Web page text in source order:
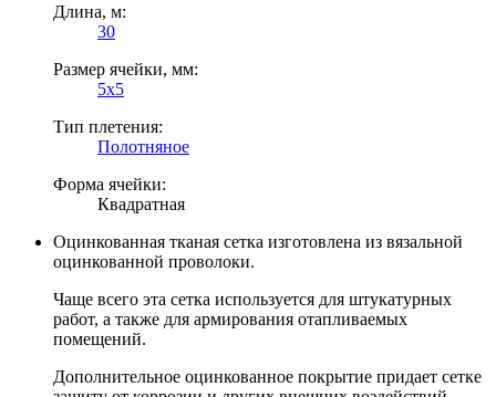
Длина, м:
30
Размер ячейки, мм:
5х5
Тип плетения:
Полотняное
Форма ячейки:
Квадратная
Оцинкованная тканая сетка изготовлена из вязальной
оцинкованной проволоки.
Чаще всего эта сетка используется для штукатурных
работ, а также для армирования отапливаемых
помещений.
Дополнительное оцинкованное покрытие придает сетке